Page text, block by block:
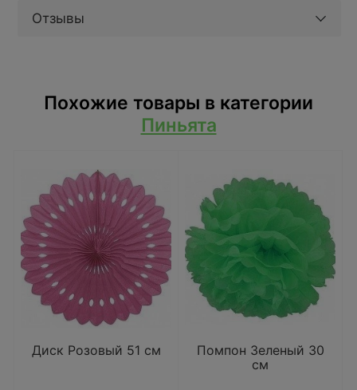
Отзывы
Похожие товары в категории
Пиньята
Диск Розовый 51 см
Помпон Зеленый 30
см